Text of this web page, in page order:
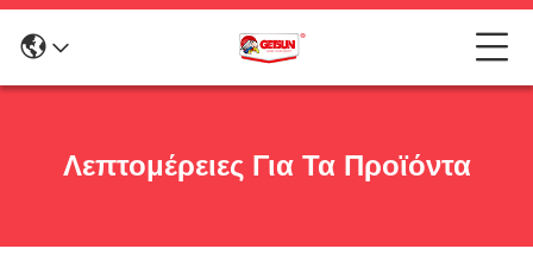
Λεπτομέρειες Για Τα Προϊόντα